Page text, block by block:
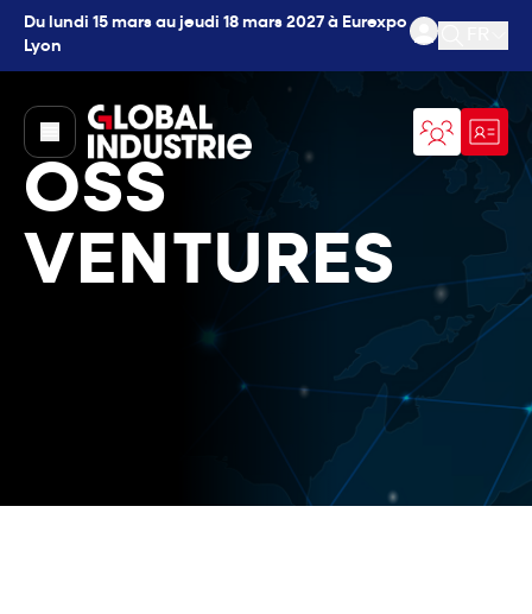
Du lundi 15 mars au jeudi 18 mars 2027 à Eurexpo
Lyon
Ouvrir
page.home
OSS
VENTURES